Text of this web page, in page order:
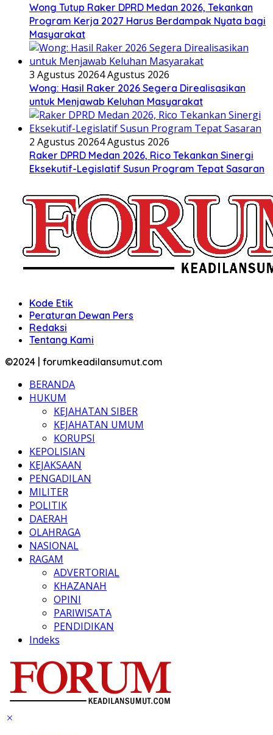
Wong Tutup Raker DPRD Medan 2026, Tekankan
Program Kerja 2027 Harus Berdampak Nyata bagi
Masyarakat
3 Agustus 20264 Agustus 2026
Wong: Hasil Raker 2026 Segera Direalisasikan
untuk Menjawab Keluhan Masyarakat
2 Agustus 20264 Agustus 2026
Raker DPRD Medan 2026, Rico Tekankan Sinergi
Eksekutif-Legislatif Susun Program Tepat Sasaran
Kode Etik
Peraturan Dewan Pers
Redaksi
Tentang Kami
©2024 | forumkeadilansumut.com
BERANDA
HUKUM
KEJAHATAN SIBER
KEJAHATAN UMUM
KORUPSI
KEPOLISIAN
KEJAKSAAN
PENGADILAN
MILITER
POLITIK
DAERAH
OLAHRAGA
NASIONAL
RAGAM
ADVERTORIAL
KHAZANAH
OPINI
PARIWISATA
PENDIDIKAN
Indeks